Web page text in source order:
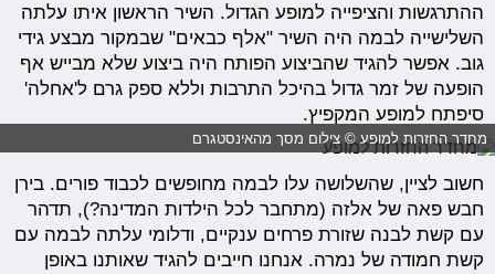
ההתרגשות והציפייה למופע הגדול. השיר הראשון איתו עלתה
השלישייה לבמה היה השיר "אלף כבאים" שבמקור מבצע גידי
גוב. אפשר להגיד שהביצוע הפותח היה ביצוע שלא מבייש אף
הופעה של זמר גדול בהיכל התרבות וללא ספק גרם ל'אחלה'
סיפתח למופע המקפיץ.
מחדר החזרות למופע © צילום מסך מהאינסטגרם
חשוב לציין, שהשלושה עלו לבמה מחופשים לכבוד פורים. בירן
חבש פאה של אלזה (מתחבר לכל הילדות המדינה?), תדהר
עם קשת לבנה שזורת פרחים ענקיים, ודלומי עלתה לבמה עם
קשת חמודה של נמרה. אנחנו חייבים להגיד שאותנו באופן